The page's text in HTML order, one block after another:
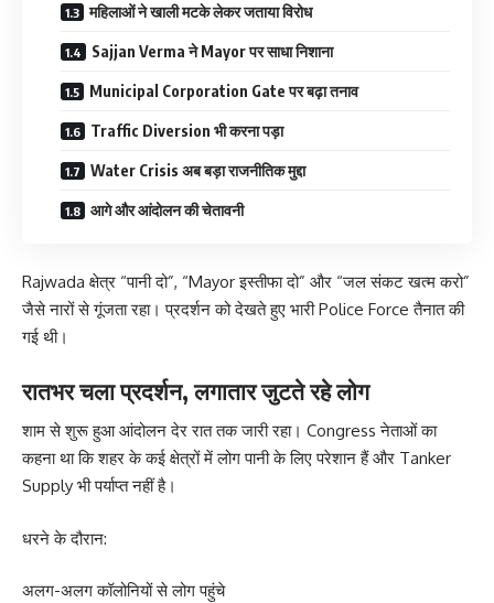
महिलाओं ने खाली मटके लेकर जताया विरोध
Sajjan Verma ने Mayor पर साधा निशाना
Municipal Corporation Gate पर बढ़ा तनाव
Traffic Diversion भी करना पड़ा
Water Crisis अब बड़ा राजनीतिक मुद्दा
आगे और आंदोलन की चेतावनी
Rajwada क्षेत्र “पानी दो”, “Mayor इस्तीफा दो” और “जल संकट खत्म करो”
जैसे नारों से गूंजता रहा। प्रदर्शन को देखते हुए भारी Police Force तैनात की
गई थी।
रातभर चला प्रदर्शन, लगातार जुटते रहे लोग
शाम से शुरू हुआ आंदोलन देर रात तक जारी रहा। Congress नेताओं का
कहना था कि शहर के कई क्षेत्रों में लोग पानी के लिए परेशान हैं और Tanker
Supply भी पर्याप्त नहीं है।
धरने के दौरान:
अलग-अलग कॉलोनियों से लोग पहुंचे